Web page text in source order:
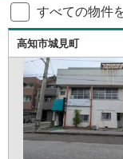
すべての物件
高知市城見町